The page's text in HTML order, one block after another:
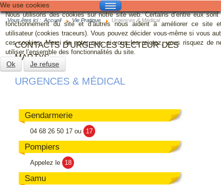
GALERIE
CONTACT
MAIRIE
FESTIVITÉS
TOURISME
Vous êtes ici : Accueil Vie Pratique Urgences & Médical
CONTACTS D'URGENCES SECTEUR DES
MARTYS
URGENCES & MÉDICAL
Gendarmerie
04 68 26 50 17 ou 17
Pompiers
Appelez le 18
Samu
We use cookies
Nous utilisons des cookies sur notre site web. Certains d’entre eux
fonctionnement du site et d’autres nous aident à améliorer ce site et
utilisateur (cookies traceurs). Vous pouvez décider vous-même si vous
ces cookies. Merci de noter que, si vous les rejetez, vous risquez de
utiliser l’ensemble des fonctionnalités du site.
Ok Je refuse